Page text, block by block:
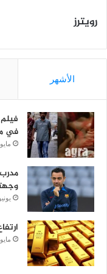
رويترز
الأشهر
في
مايو 25, 2023
يونيو 3,
مايو 4, 2023